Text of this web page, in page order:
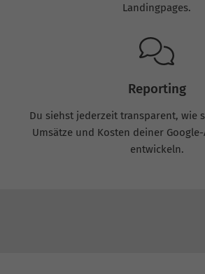
Landingpages.
Reporting
Du siehst jederzeit transparent, wie
Umsätze und Kosten deiner
entwickeln.